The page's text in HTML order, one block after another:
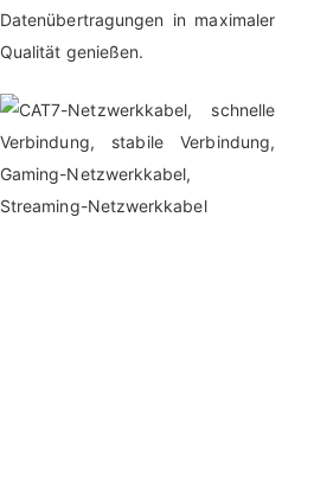
Datenübertragungen in maximaler
Qualität genießen.